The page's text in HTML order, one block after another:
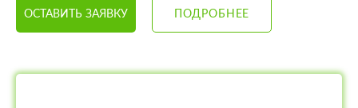
ОСТАВИТЬ ЗАЯВКУ ПОДРОБНЕЕ